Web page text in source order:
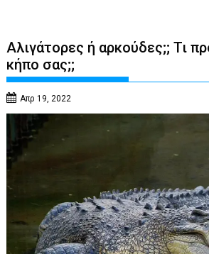
Αλιγάτορες ή αρκούδες;; Τι
κήπο σας;;
Απρ 19, 2022